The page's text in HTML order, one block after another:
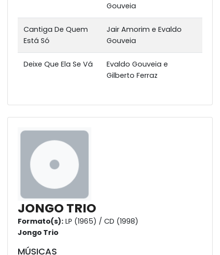
Gouveia
Cantiga De Quem
Está Só
Jair Amorim e Evaldo
Gouveia
Deixe Que Ela Se Vá
Evaldo Gouveia e
Gilberto Ferraz
JONGO TRIO
Formato(s): LP (1965) / CD (1998)
Jongo Trio
MÚSICAS